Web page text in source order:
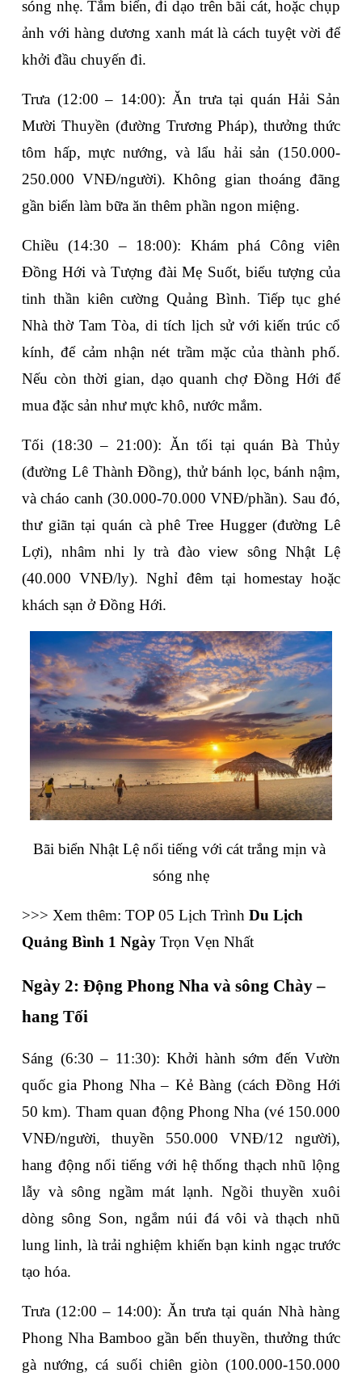
sóng nhẹ. Tắm biển, đi dạo trên bãi cát, hoặc chụp
ảnh với hàng dương xanh mát là cách tuyệt vời để
khởi đầu chuyến đi.
Trưa (12:00 – 14:00): Ăn trưa tại quán Hải Sản
Mười Thuyền (đường Trương Pháp), thưởng thức
tôm hấp, mực nướng, và lẩu hải sản (150.000-
250.000 VNĐ/người). Không gian thoáng đãng
gần biển làm bữa ăn thêm phần ngon miệng.
Chiều (14:30 – 18:00): Khám phá Công viên
Đồng Hới và Tượng đài Mẹ Suốt, biểu tượng của
Nhà thờ Tam Tòa, di tích lịch sử với kiến trúc cổ
kính, để cảm nhận nét trầm mặc của thành phố.
Nếu còn thời gian, dạo quanh chợ Đồng Hới để
mua đặc sản như mực khô, nước mắm.
Tối (18:30 – 21:00): Ăn tối tại quán Bà Thủy
(đường Lê Thành Đồng), thử bánh lọc, bánh nậm,
và cháo canh (30.000-70.000 VNĐ/phần). Sau đó,
thư giãn tại quán cà phê Tree Hugger (đường Lê
Lợi), nhâm nhi ly trà đào view sông Nhật Lệ
(40.000 VNĐ/ly). Nghỉ đêm tại homestay hoặc
khách sạn ở Đồng Hới.
Bãi biển Nhật Lệ nổi tiếng với cát trắng mịn và
sóng nhẹ
>>> Xem thêm: TOP 05 Lịch Trình Du Lịch
Quảng Bình 1 Ngày Trọn Vẹn Nhất
Ngày 2: Động Phong Nha và sông Chày –
hang Tối
Sáng (6:30 – 11:30): Khởi hành sớm đến Vườn
quốc gia Phong Nha – Kẻ Bàng (cách Đồng Hới
50 km). Tham quan động Phong Nha (vé 150.000
VNĐ/người, thuyền 550.000 VNĐ/12 người),
hang động nổi tiếng với hệ thống thạch nhũ lộng
lẫy và sông ngầm mát lạnh. Ngồi thuyền xuôi
dòng sông Son, ngắm núi đá vôi và thạch nhũ
lung linh, là trải nghiệm khiến bạn kinh ngạc trước
tạo hóa.
Trưa (12:00 – 14:00): Ăn trưa tại quán Nhà hàng
Phong Nha Bamboo gần bến thuyền, thưởng thức
gà nướng, cá suối chiên giòn (100.000-150.000